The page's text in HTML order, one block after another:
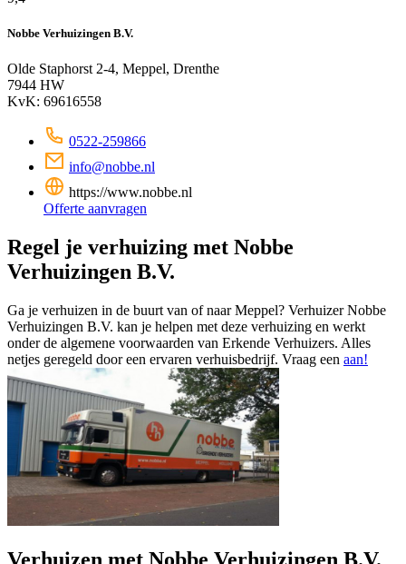
Nobbe Verhuizingen B.V.
Olde Staphorst 2-4, Meppel, Drenthe
7944 HW
KvK: 69616558
0522-259866
info@nobbe.nl
https://www.nobbe.nl
Offerte aanvragen
Regel je verhuizing met Nobbe
Verhuizingen B.V.
Ga je verhuizen in de buurt van of naar Meppel? Verhuizer Nobbe
Verhuizingen B.V. kan je helpen met deze verhuizing en werkt
onder de algemene voorwaarden van Erkende Verhuizers. Alles
netjes geregeld door een ervaren verhuisbedrijf. Vraag een aan!